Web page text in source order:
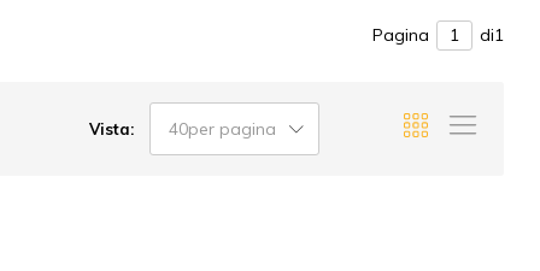
Pagina di1
Vista: 40per pagina